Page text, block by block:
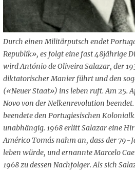
Durch einen Militärputsch endet
Republik», es folgt eine fast 48jährige
wird António de Oliveira Salazar, der
diktatorischer Manier führt und den
(«Neuer Staat») ins leben ruft. Am 25.
Novo von der Nelkenrevolution
beendete den Portugiesischen
unabhängig. 1968 erlitt Salazar eine
Américo Tomás nahm an, dass der 79-
leben würde, und ernannte Marcelo
1968 zu dessen Nachfolger. Als sich